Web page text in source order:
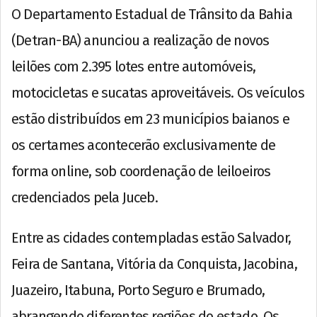
O Departamento Estadual de Trânsito da Bahia
(Detran-BA) anunciou a realização de novos
leilões com 2.395 lotes entre automóveis,
motocicletas e sucatas aproveitáveis. Os veículos
estão distribuídos em 23 municípios baianos e
os certames acontecerão exclusivamente de
forma online, sob coordenação de leiloeiros
credenciados pela Juceb.
Entre as cidades contempladas estão Salvador,
Feira de Santana, Vitória da Conquista, Jacobina,
Juazeiro, Itabuna, Porto Seguro e Brumado,